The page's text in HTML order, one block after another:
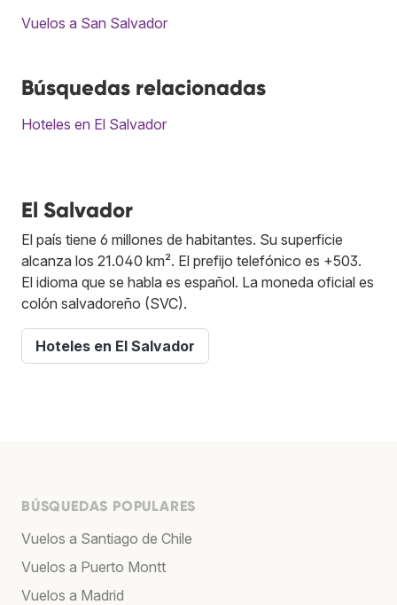
Vuelos a San Salvador
Búsquedas relacionadas
Hoteles en El Salvador
El Salvador
El país tiene 6 millones de habitantes. Su superficie
alcanza los 21.040 km². El prefijo telefónico es +503.
El idioma que se habla es español. La moneda oficial es
colón salvadoreño (SVC).
Hoteles en El Salvador
BÚSQUEDAS POPULARES
Vuelos a Santiago de Chile
Vuelos a Puerto Montt
Vuelos a Madrid